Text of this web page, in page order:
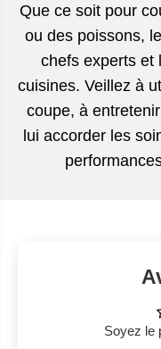
Que ce soit pour
ou des poissons,
chefs experts et
cuisines. Veillez à
coupe, à
lui accorder les
Soyez le